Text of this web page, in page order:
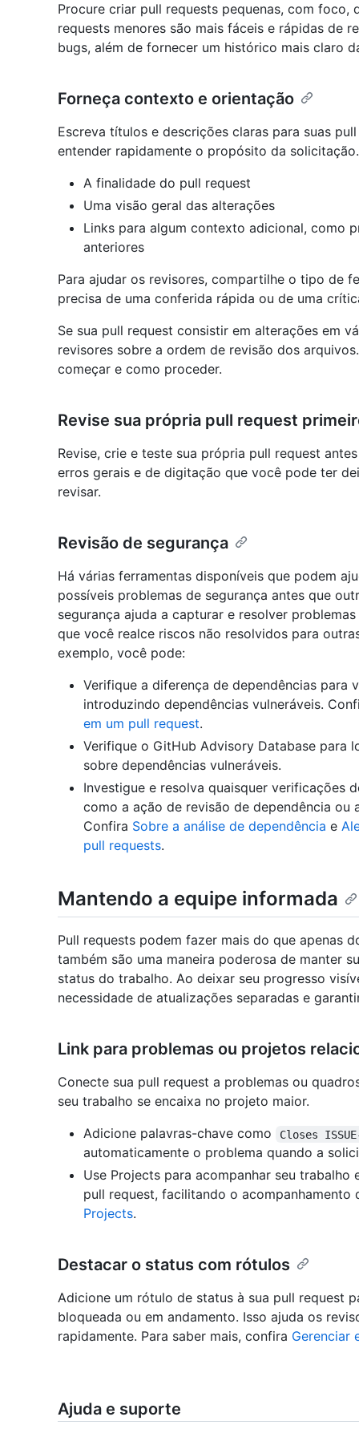
Procure criar pull requests pequenas, com foco,
requests menores são mais fáceis e rápidas de
bugs, além de fornecer um histórico mais claro
Forneça contexto e orientação
Escreva títulos e descrições claras para suas
entender rapidamente o propósito da
A finalidade do pull request
Uma visão geral das alterações
Links para algum contexto adicional, como
anteriores
Para ajudar os revisores, compartilhe o tipo de
precisa de uma conferida rápida ou de uma
Se sua pull request consistir em alterações em
revisores sobre a ordem de revisão dos
começar e como proceder.
Revise sua própria pull request
Revise, crie e teste sua própria pull request
erros gerais e de digitação que você pode ter
revisar.
Revisão de segurança
Há várias ferramentas disponíveis que podem
possíveis problemas de segurança antes que
segurança ajuda a capturar e resolver
que você realce riscos não resolvidos para
exemplo, você pode:
Verifique a diferença de dependências para
introduzindo dependências vulneráveis.
em um pull request.
Verifique o GitHub Advisory Database para
sobre dependências vulneráveis.
Investigue e resolva quaisquer verificações
como a ação de revisão de dependência
Confira Sobre a análise de dependência e
pull requests.
Mantendo a equipe informada
Pull requests podem fazer mais do que apenas
também são uma maneira poderosa de manter
status do trabalho. Ao deixar seu progresso
necessidade de atualizações separadas e
Link para problemas ou projetos
Conecte sua pull request a problemas ou
seu trabalho se encaixa no projeto maior.
Adicione palavras-chave como
Closes
automaticamente o problema quando a
Use Projects para acompanhar seu
pull request, facilitando o
Projects.
Destacar o status com rótulos
Adicione um rótulo de status à sua pull request
bloqueada ou em andamento. Isso ajuda os
rapidamente. Para saber mais, confira Gerenciar
Ajuda e suporte